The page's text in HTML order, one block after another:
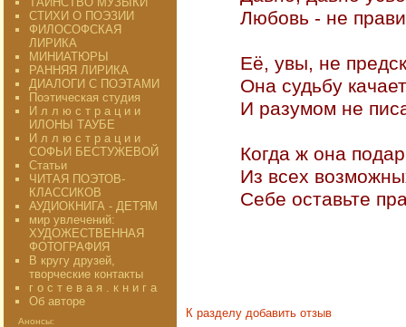
СТИХИ О ПОЭЗИИ
ФИЛОСОФСКАЯ
ЛИРИКА
МИНИАТЮРЫ
РАННЯЯ ЛИРИКА
ДИАЛОГИ С ПОЭТАМИ
Поэтическая студия
И л л ю с т р а ц и и
ИЛОНЫ ТАУБЕ
И л л ю с т р а ц и и
СОФЬИ БЕСТУЖЕВОЙ
Статьи
ЧИТАЯ ПОЭТОВ-
КЛАССИКОВ
АУДИОКНИГА - ДЕТЯМ
мир увлечений:
ХУДОЖЕСТВЕННАЯ
ФОТОГРАФИЯ
В кругу друзей,
творческие контакты
г о с т е в а я . к н и г а
Об авторе
Анонсы:
Любовь - не
Её, увы, не
Она судьбу
И разумом не
Когда ж она
Из всех
Себе оставьте
К разделу добавить отзыв